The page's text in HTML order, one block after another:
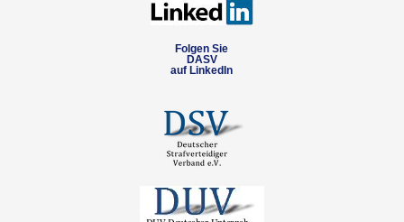
Folgen Sie
DASV
auf LinkedIn